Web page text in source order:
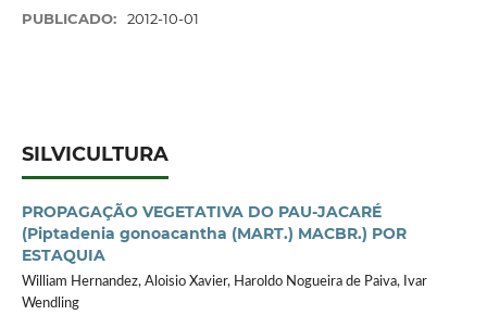
PUBLICADO: 2012-10-01
SILVICULTURA
PROPAGAÇÃO VEGETATIVA DO PAU-JACARÉ
(Piptadenia gonoacantha (MART.) MACBR.) POR
ESTAQUIA
William Hernandez, Aloisio Xavier, Haroldo Nogueira de Paiva, Ivar
Wendling